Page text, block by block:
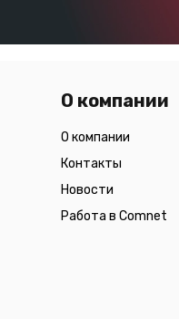
О компании
О компании
Контакты
Новости
Работа в Comnet